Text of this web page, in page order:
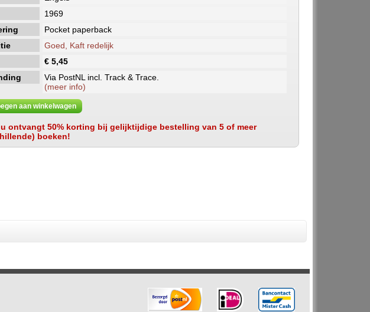
1969
Pocket paperback
Goed, Kaft redelijk
€ 5,45
Via PostNL incl. Track & Trace.
(meer info)
aan winkelwagen
ontvangt 50% korting bij gelijktijdige bestelling van 5 of meer
boeken!